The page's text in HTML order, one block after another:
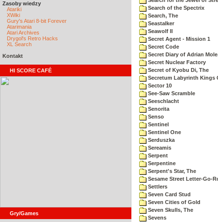
Zasoby wiedzy
Atariki
XWiki
Gury's Atari 8-bit Forever
Atarimania
Atari Archives
Drygol's Retro Hacks
XL Search
Kontakt
HI SCORE CAFÉ
Gry/Games
Search of the Spectrix
Search, The
Seastalker
Seawolf II
Secret Agent - Mission 1
Secret Code
Secret Diary of Adrian
Secret Nuclear Factory
Secret of Kyobu Di, The
Secretum Labyrinth Kings
Sector 10
See-Saw Scramble
Seeschlacht
Senorita
Senso
Sentinel
Sentinel One
Serduszka
Sereamis
Serpent
Serpentine
Serpent's Star, The
Sesame Street Letter-Go-
Settlers
Seven Card Stud
Seven Cities of Gold
Seven Skulls, The
Sevens